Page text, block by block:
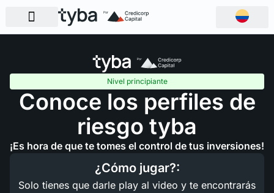
Nivel principiante
Conoce los perfiles de
riesgo tyba
¡Es hora de que te tomes el control de tus inversiones!
¿Cómo jugar?:
Solo tienes que darle play al video y te encontrarás